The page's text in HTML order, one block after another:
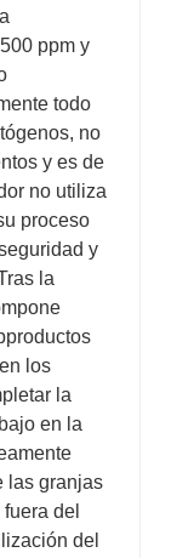
ppm y
todo
no
y es de
no utiliza
proceso
y
la
los
la
en la
las granjas
del
del